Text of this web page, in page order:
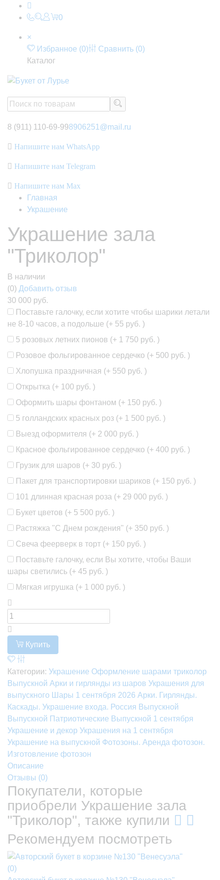
0
×
Избранное (0) Сравнить (0)
Каталог
8 (911) 110-69-998906251@mail.ru
Напишите нам WhatsApp
Напишите нам Telegram
Напишите нам Max
Главная
Украшение
Украшение зала
"Триколор"
В наличии
(0) Добавить отзыв
30 000 руб.
Поставьте галочку, если хотите чтобы шарики летали
не 8-10 часов, а подольше (+ 55 руб. )
5 розовых летних пионов (+ 1 750 руб. )
Розовое фольгированное сердечко (+ 500 руб. )
Хлопушка праздничная (+ 550 руб. )
Открытка (+ 100 руб. )
Оформить шары фонтаном (+ 150 руб. )
5 голландских красных роз (+ 1 500 руб. )
Выезд оформителя (+ 2 000 руб. )
Красное фольгированное сердечко (+ 400 руб. )
Грузик для шаров (+ 30 руб. )
Пакет для транспортировки шариков (+ 150 руб. )
101 длинная красная роза (+ 29 000 руб. )
Букет цветов (+ 5 500 руб. )
Растяжка "С Днем рождения" (+ 350 руб. )
Свеча феерверк в торт (+ 150 руб. )
Поставьте галочку, если Вы хотите, чтобы Ваши
шары светились (+ 45 руб. )
Мягкая игрушка (+ 1 000 руб. )
Купить
Категории: Украшение Оформление шарами триколор
Выпускной Арки и гирлянды из шаров Украшения для
выпускного
Шары 1 сентября 2026 Арки. Гирлянды.
Каскады. Украшение входа. Россия Выпускной
Выпускной Патриотические Выпускной 1 сентября
Украшение и декор Украшения на 1 сентября
Украшение на выпускной Фотозоны. Аренда фотозон.
Изготовление фотозон
Описание
Отзывы (0)
Покупатели, которые
приобрели Украшение зала
"Триколор", также купили
Рекомендуем посмотреть
(0)